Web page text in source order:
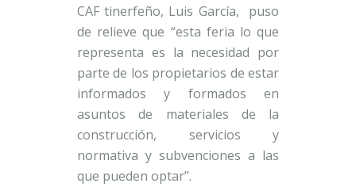
CAF tinerfeño, Luis García, puso
de relieve que “esta feria lo que
representa es la necesidad por
parte de los propietarios de estar
informados y formados en
asuntos de materiales de la
construcción, servicios y
normativa y subvenciones a las
que pueden optar”.